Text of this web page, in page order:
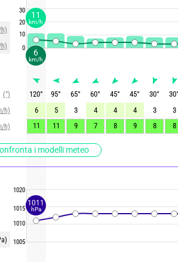
(°)
h)
h)
i modelli meteo
30
20
10
0
1020
1015
1010
1005
120° 95° 65° 60° 45° 45° 30° 30
6
5 3 4 4 4 3
3
11
11 9 7 8 9 8 8
6
km/h
11
km/h
1011
hPa